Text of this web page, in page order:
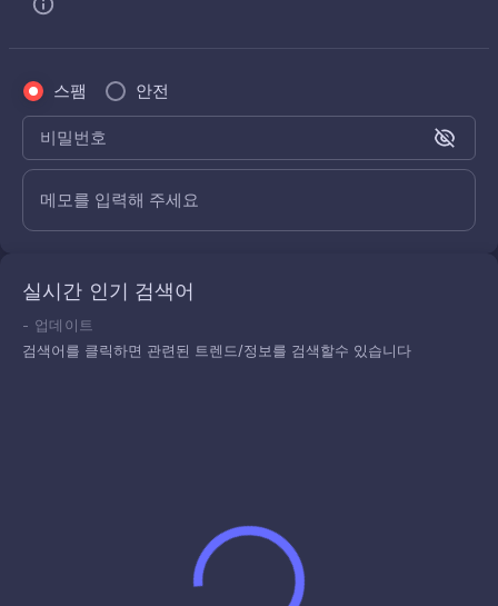
스팸 안전
비밀번호
메모를 입력해 주세요
실시간 인기 검색어
- 업데이트
검색어를 클릭하면 관련된 트렌드/정보를 검색할수 있습니다